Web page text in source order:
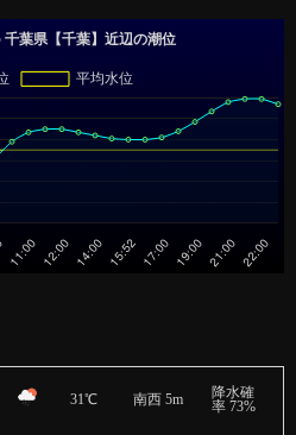
31℃ 南西 5m
降水確
率 73%